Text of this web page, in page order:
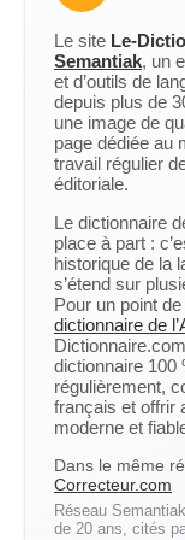
Le site Le-
Semantiak, un
et d’outils de
depuis plus de
une image de
page dédiée au
travail régulier
éditoriale.
Le dictionnaire
place à part :
historique de la
s’étend sur
Pour un point
dictionnaire de
dictionnaire 100
régulièrement,
français et offrir
moderne et
Dans le même
Correcteur.com
Réseau
de 20 ans, cités